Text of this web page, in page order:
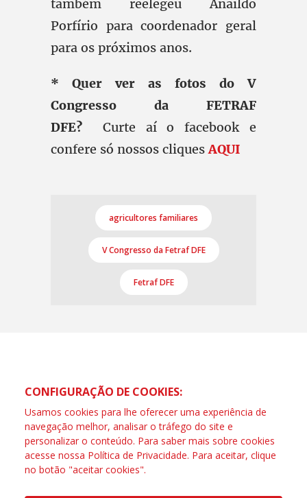
também reelegeu Anaildo
Porfírio para coordenador geral
para os próximos anos.
* Quer ver as fotos do V
Congresso da FETRAF
DFE? Curte aí o facebook e
confere só nossos cliques AQUI
agricultores familiares
V Congresso da Fetraf DFE
Fetraf DFE
CONFIGURAÇÃO DE COOKIES:
Usamos cookies para lhe oferecer uma experiência de
navegação melhor, analisar o tráfego do site e
personalizar o conteúdo. Para saber mais sobre cookies
acesse nossa Política de Privacidade. Para aceitar, clique
no botão "aceitar cookies".